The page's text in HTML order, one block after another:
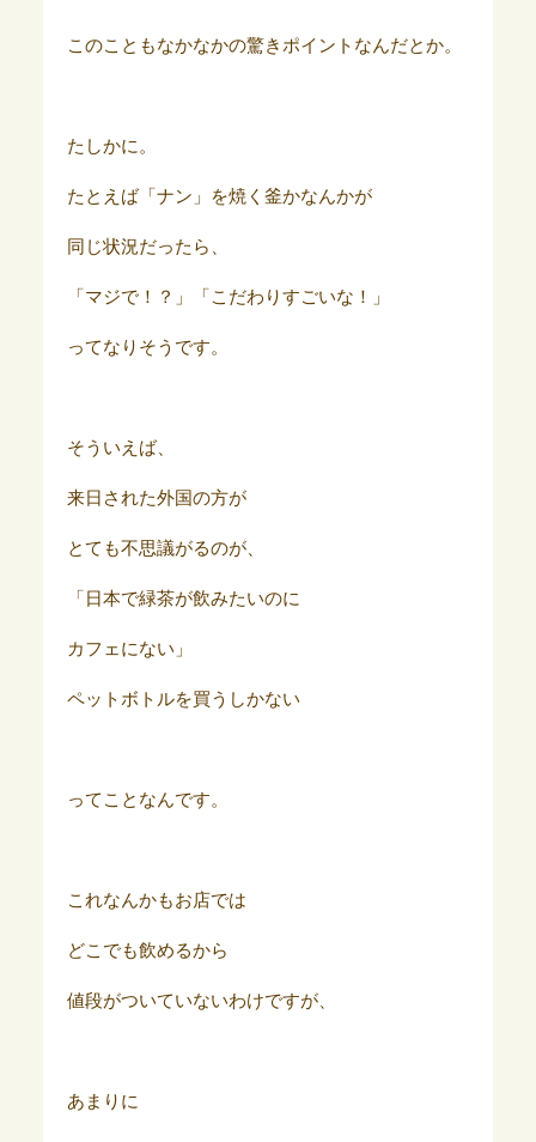
このこともなかなかの驚きポイントなんだとか。
たしかに。
たとえば「ナン」を焼く釜かなんかが
同じ状況だったら、
「マジで！？」「こだわりすごいな！」
ってなりそうです。
そういえば、
来日された外国の方が
とても不思議がるのが、
「日本で緑茶が飲みたいのに
カフェにない」
ペットボトルを買うしかない
ってことなんです。
これなんかもお店では
どこでも飲めるから
値段がついていないわけですが、
あまりに